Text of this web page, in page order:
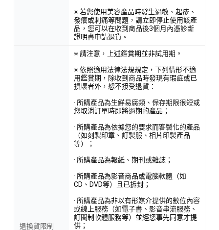
※ 若您使用美容產品時發生過敏、起疹、
發癢或刺痛等問題，請立即停止使用該產
品，您可以在收到商品後3個月內憑診斷
證明書申請退貨。
退換貨限制
※ 請注意，上述鑑賞期並非試用期。
※ 依照適用法律法規規定，下列情形不適
用鑑賞期，除收到商品時發現有瑕疵或已
損壞者外，恕不接受退貨：
· 所購產品為生鮮易腐類、保存期限很短或
您取消訂單時即將過期的產品；
· 所購產品為依據您的要求而客製化的產品
（如刻製印章、訂製服、相片印製產品
等）；
· 所購產品為報紙、期刊或雜誌；
· 所購產品為影音商品或電腦軟體（如
CD、DVD等）且已拆封；
· 所購產品為非以有形媒介提供的數位內容
或線上服務（如電子書、影音串流服務、
訂閱制軟體服務等）並經您事先同意才提
供；